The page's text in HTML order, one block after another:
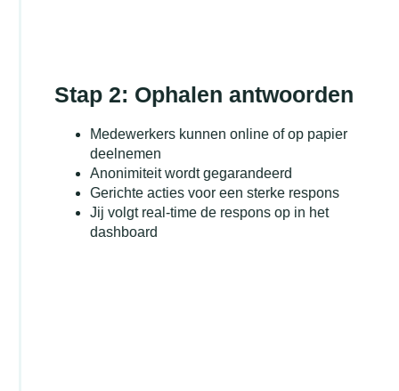
Stap 2: Ophalen antwoorden
Medewerkers kunnen online of op papier
deelnemen
Anonimiteit wordt gegarandeerd
Gerichte acties voor een sterke respons
Jij volgt real-time de respons op in het
dashboard